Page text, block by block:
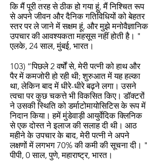
कि मैं पूरी तरह से ठीक हो गया हूं, मैं निश्चित रूप
से अपने जीवन और दैनिक गतिविधियों को बेहतर
स्तर पर ले जाने में सक्षम हूं, और मुझे मनोवैज्ञानिक
उपचार की आवश्यकता महसूस नहीं होती है। "
एलके, 24 साल, मुंबई, भारत।
103) “पिछले 2 वर्षों से, मेरी पत्नी को हाथ और
पैर में कमजोरी हो रही थी; शुरुआत में यह हल्का
था, लेकिन बाद में धीरे-धीरे बढ़ने लगा। उसने
त्वचा पर कुछ चकत्ते भी विकसित किए। डॉक्टरों
ने उसकी स्थिति को डर्माटोमायोसिटिस के रूप में
निदान किया। हमें मुंडेवाड़ी आयुर्वेदिक क्लिनिक
से एक दोस्त ने इलाज की सलाह दी थी। आठ
महीने के उपचार के बाद, मेरी पत्नी ने अपने
लक्षणों में लगभग 70% की कमी की सूचना दी। "
पीपी, 0 साल, पुणे, महाराष्ट्र, भारत।